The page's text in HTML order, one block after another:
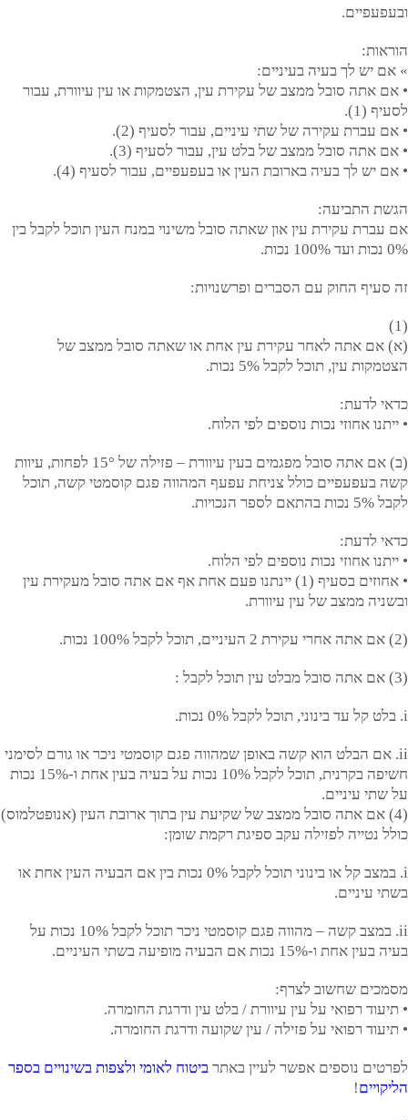
ובעפעפיים.
הוראות:
» אם יש לך בעיה בעיניים:
• אם אתה סובל ממצב של עקירת עין, הצטמקות או עין עיוורת, עבור
לסעיף (1).
• אם עברת עקירה של שתי עיניים, עבור לסעיף (2).
• אם אתה סובל ממצב של בלט עין, עבור לסעיף (3).
• אם יש לך בעיה בארובת העין או בעפעפיים, עבור לסעיף (4).
הגשת התביעה:
אם עברת עקירת עין און שאתה סובל משינוי במנח העין תוכל לקבל בין
0% נכות ועד 100% נכות.
זה סעיף החוק עם הסברים ופרשנויות:
(1)
(א) אם אתה לאחר עקירת עין אחת או שאתה סובל ממצב של
הצטמקות עין, תוכל לקבל 5% נכות.
כדאי לדעת:
• ייתנו אחוזי נכות נוספים לפי הלוח.
(ב) אם אתה סובל מפגמים בעין עיוורת – פזילה של 15° לפחות, עיוות
קשה בעפעפיים כולל צניחת עפעף המהווה פגם קוסמטי קשה, תוכל
לקבל 5% נכות בהתאם לספר הנכויות.
כדאי לדעת:
• ייתנו אחוזי נכות נוספים לפי הלוח.
• אחוזים בסעיף (1) יינתנו פעם אחת אף אם אתה סובל מעקירת עין
ובשניה ממצב של עין עיוורת.
(2) אם אתה אחרי עקירת 2 העיניים, תוכל לקבל 100% נכות.
(3) אם אתה סובל מבלט עין תוכל לקבל :
i. בלט קל עד בינוני, תוכל לקבל 0% נכות.
ii. אם הבלט הוא קשה באופן שמהווה פגם קוסמטי ניכר או גורם לסימני
חשיפה בקרנית, תוכל לקבל 10% נכות על בעיה בעין אחת ו-15% נכות
על שתי עיניים.
(4) אם אתה סובל ממצב של שקיעת עין בתוך ארובת העין (אנופטלמוס)
כולל נטייה לפזילה עקב ספיגת רקמת שומן:
i. במצב קל או בינוני תוכל לקבל 0% נכות בין אם הבעיה העין אחת או
בשתי עיניים.
ii. במצב קשה – מהווה פגם קוסמטי ניכר תוכל לקבל 10% נכות על
בעיה בעין אחת ו-15% נכות אם הבעיה מופיעה בשתי העיניים.
מסמכים שחשוב לצרף:
• תיעוד רפואי על עין עיוורת / בלט עין ודרגת החומרה.
• תיעוד רפואי על פזילה / עין שקועה ודרגת החומרה.
לפרטים נוספים אפשר לעיין באתר ביטוח לאומי ולצפות בשינויים בספר
הליקויים!